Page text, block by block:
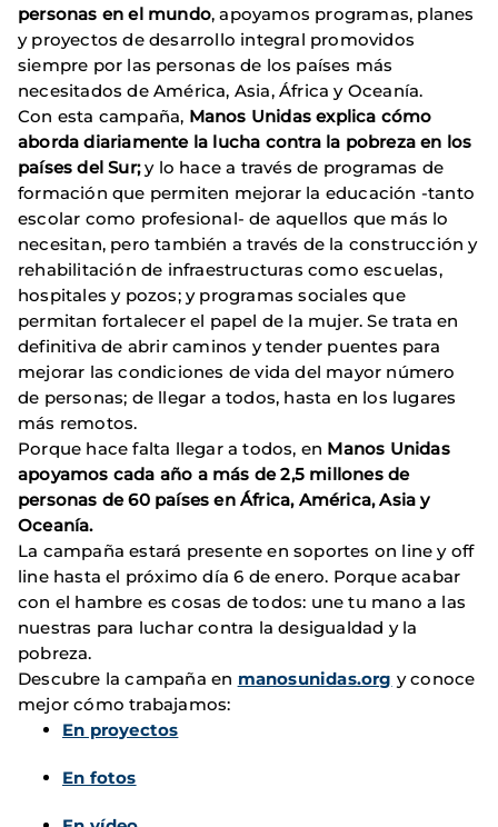
personas en el mundo, apoyamos programas, planes
y proyectos de desarrollo integral promovidos
siempre por las personas de los países más
necesitados de América, Asia, África y Oceanía.
Con esta campaña, Manos Unidas explica cómo
aborda diariamente la lucha contra la pobreza en los
países del Sur;y lo hace a través de programas de
formación que permiten mejorar la educación -tanto
escolar como profesional- de aquellos que más lo
necesitan, pero también a través de la construcción y
rehabilitación de infraestructuras como escuelas,
hospitales y pozos; y programas sociales que
permitan fortalecer el papel de la mujer. Se trata en
definitiva de abrir caminos y tender puentes para
mejorar las condiciones de vida del mayor número
de personas; de llegar a todos, hasta en los lugares
más remotos.
Porque hace falta llegar a todos, en Manos Unidas
apoyamos cada año a más de 2,5 millones de
personas de 60 países en África, América, Asia y
Oceanía.
La campaña estará presente en soportes on line y off
line hasta el próximo día 6 de enero. Porque acabar
con el hambre es cosas de todos: une tu mano a las
nuestras para luchar contra la desigualdad y la
pobreza.
Descubre la campaña en manosunidas.org y conoce
mejor cómo trabajamos:
En proyectos
En fotos